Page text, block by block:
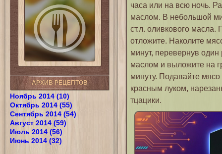
АРХИВ РЕЦЕПТОВ
Ноябрь 2014 (10)
Октябрь 2014 (55)
Сентябрь 2014 (54)
Август 2014 (59)
Июль 2014 (56)
Июнь 2014 (32)
часа или на всю ночь.
маслом. В небольшой
ст.л. оливкового
отложите. Наколите
минут, перевернув
маслом и выложите на
минуту. Подавайте
красным луком,
тцацики.